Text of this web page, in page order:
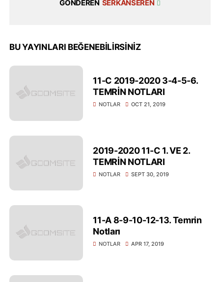
GÖNDEREN SERKANSEREN
BU YAYINLARI BEĞENEBILIRSINIZ
11-C 2019-2020 3-4-5-6.
TEMRİN NOTLARI
NOTLAR OCT 21, 2019
2019-2020 11-C 1. VE 2.
TEMRİN NOTLARI
NOTLAR SEPT 30, 2019
11-A 8-9-10-12-13. Temrin
Notları
NOTLAR APR 17, 2019